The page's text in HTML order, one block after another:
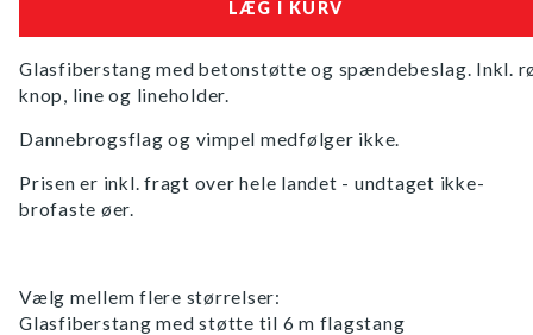
Glasfiberstang med betonstøtte og spændebeslag. Inkl.
knop, line og lineholder.
Dannebrogsflag og vimpel medfølger ikke.
Prisen er inkl. fragt over hele landet - undtaget ikke-
brofaste øer.
Vælg mellem flere størrelser:
Glasfiberstang med støtte til 6 m flagstang